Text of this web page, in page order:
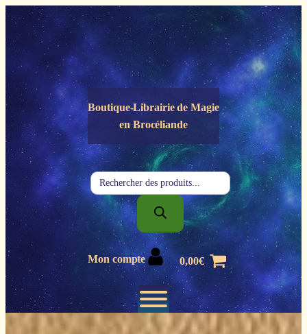
Panneau de gestion des cookies
Boutique-Librairie deMagie
en Brocéliande
Recherche
de
produits
Mon compte 0,00€